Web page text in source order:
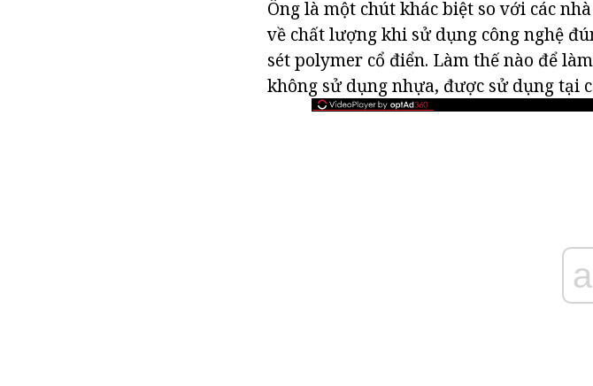
Ông là một chút khác biệt so với các
về chất lượng khi sử dụng công nghệ
sét polymer cổ điển. Làm thế nào để
không sử dụng nhựa, được sử dụng tại